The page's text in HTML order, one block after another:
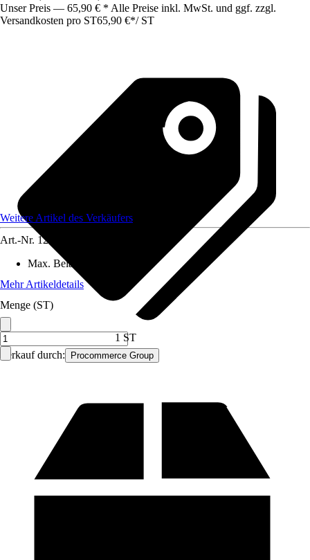
Unser Preis — 65,90 € * Alle Preise inkl. MwSt. und ggf. zzgl.
Versandkosten pro ST65,90 €*/ ST
Verkauf durch: Procommerce Group
Weitere Artikel des Verkäufers
Art.-Nr. 12399465
Max. Belastbarkeit
Mehr Artikeldetails
Menge (ST)
1 ST